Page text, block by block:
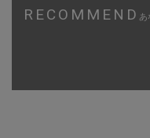
RECOMMEND あ